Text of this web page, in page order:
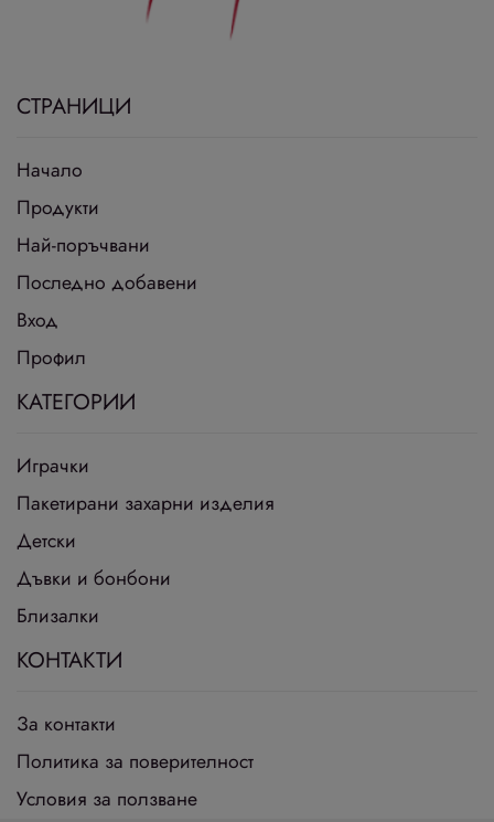
СТРАНИЦИ
Начало
Продукти
Най-поръчвани
Последно добавени
Вход
Профил
КАТЕГОРИИ
Играчки
Пакетирани захарни изделия
Детски
Дъвки и бонбони
Близалки
КОНТАКТИ
За контакти
Политика за поверителност
Условия за ползване